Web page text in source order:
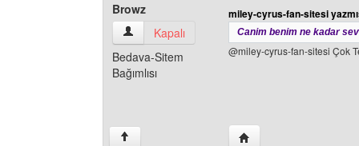
Browz
Browz Kullanıcının profilini görüntüle
Kapalı
Bedava-Sitem
Bağımlısı
miley-cyrus-fan-sitesi
Canim benim ne kadar
@miley-cyrus-fan-sitesi Çok
↑ Yazarın web sitesini